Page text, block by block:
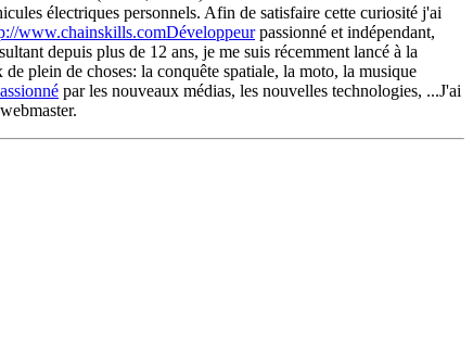
électriques personnels. Afin de satisfaire cette curiosité j'ai
www.chainskills.comDéveloppeurpassionné et indépendant,
depuis plus de 12 ans, je me suis récemment lancé à la
plein de choses: la conquête spatiale, la moto, la musique
par les nouveaux médias, les nouvelles technologies, ...J'ai